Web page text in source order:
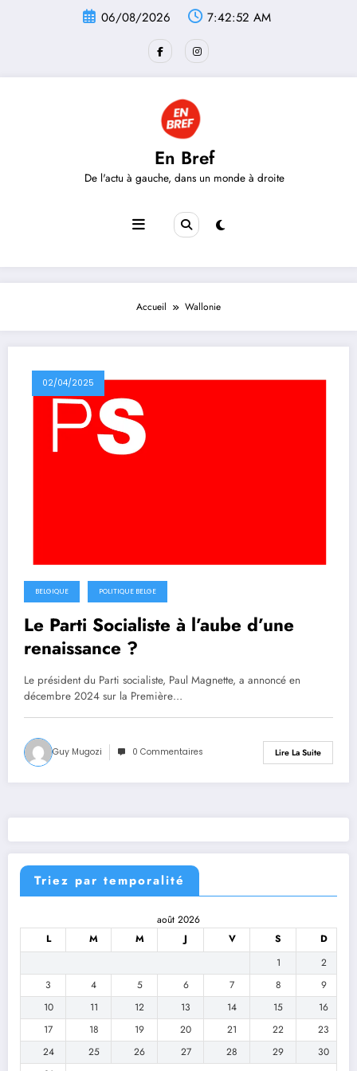
06/08/2026 7:42:52 AM
En Bref
De l'actu à gauche, dans un monde à droite
Accueil Wallonie
02/04/2025
BELGIQUE POLITIQUE BELGE
Le Parti Socialiste à l’aube d’une
renaissance ?
Le président du Parti socialiste, Paul Magnette, a annoncé en
décembre 2024 sur la Première…
Guy Mugozi 0 Commentaires Lire La Suite
Triez par temporalité
août 2026
L
M M J V S
D
1
2
3
4 5 6 7 8
9
10
11 12 13 14 15
16
17
18 19 20 21 22
23
24
25 26 27 28 29
30